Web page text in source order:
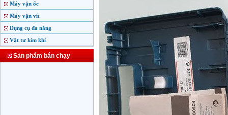
Máy vặn ốc
Máy vặn vít
Dụng cụ đa năng
Vật tư kim khí
Sản phẩm bán chạy